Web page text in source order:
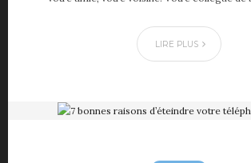
LIRE PLUS